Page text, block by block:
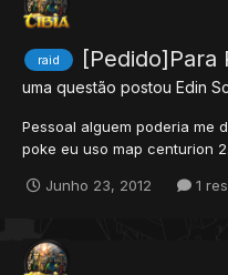
raid [Pedido]Para
uma questão postou Edin
Pessoal alguem poderia me
poke eu uso map centurion
Junho 23, 2012
1